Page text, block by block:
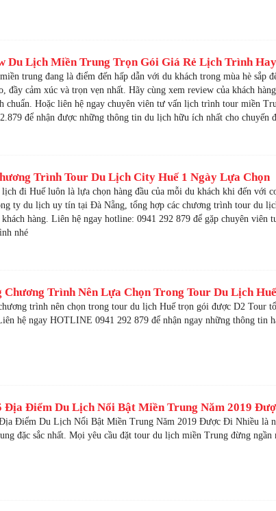
Du Lịch Miền Trung Trọn Gói Giá Rẻ Lịch Trình Hay
trung đang là điểm đến hấp dẫn với du khách trong mùa hè sắp
đầy cảm xúc và trọn vẹn nhất. Hãy cùng xem review của khách
chuẩn. Hoặc liên hệ ngay chuyên viên tư vấn lịch trình tour miền
để nhận được những thông tin du lịch hữu ích nhất cho chuyến
Trình Tour Du Lịch City Huế 1 Ngày Lựa Chọn
đi Huế luôn là lựa chọn hàng đầu của mỗi du khách khi đến với
ty du lịch uy tín tại Đà Nẵng, tổng hợp các chương trình tour du
hàng. Liên hệ ngay hotline: 0941 292 879 để gặp chuyên viên
nhé
Chương Trình Nên Lựa Chọn Trong Tour Du Lịch
trình nên chọn trong tour du lịch Huế trọn gói được D2 Tour
hệ ngay HOTLINE 0941 292 879 để nhận ngay những thông tin
Địa Điểm Du Lịch Nổi Bật Miền Trung Năm 2019
Điểm Du Lịch Nổi Bật Miền Trung Năm 2019 Được Đi Nhiều là
đặc sắc nhất. Mọi yêu cầu đặt tour du lịch miền Trung đừng